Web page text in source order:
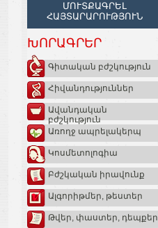
ՄՈՒՏՔԱԳՐԵԼ
ՀԱՅՏԱՐԱՐՈՒԹՅՈՒՆ
ԽՈՐԱԳՐԵՐ
Գիտական բժշկություն
Հիվանդություններ
Ավանդական
բժշկություն
Առողջ ապրելակերպ
Կոսմետոլոգիա
Բժշկական իրավունք
Ալգորիթմեր, թեստեր
Թվեր, փաստեր, դեպքեր